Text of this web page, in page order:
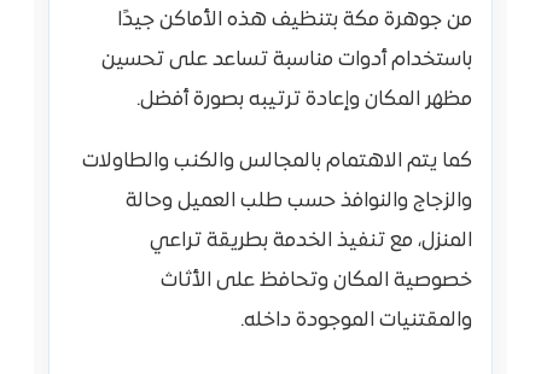
من جوهرة مكة بتنظيف هذه الأماكن جيدًا
باستخدام أدوات مناسبة تساعد على تحسين
مظهر المكان وإعادة ترتيبه بصورة أفضل.
كما يتم الاهتمام بالمجالس والكنب والطاولات
والزجاج والنوافذ حسب طلب العميل وحالة
المنزل، مع تنفيذ الخدمة بطريقة تراعي
خصوصية المكان وتحافظ على الأثاث
والمقتنيات الموجودة داخله.